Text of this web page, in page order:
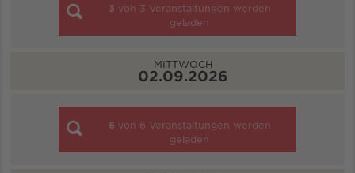
3 von 3 Veranstaltungen werden
geladen
MITTWOCH
02.09.2026
6 von 6 Veranstaltungen werden
geladen